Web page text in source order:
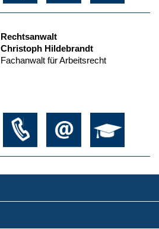
Rechtsanwalt
Christoph Hildebrandt
Fachanwalt für Arbeitsrecht